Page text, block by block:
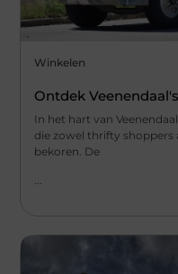
Winkelen
Ontdek
In het hart van
die zowel thrifty shoppers
bekoren. De
...